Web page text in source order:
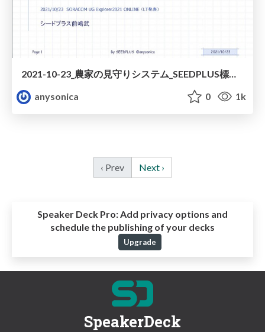
2021-10-23_農家の見守りシステム_SEEDPLUS標準.pdf
anysonica
0 1k
‹ Prev Next ›
Speaker Deck Pro:Add privacy options and
schedule the publishing of your decks
Upgrade
SpeakerDeck